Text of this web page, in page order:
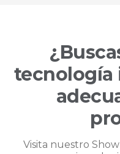
tecnología
Visita nuestro